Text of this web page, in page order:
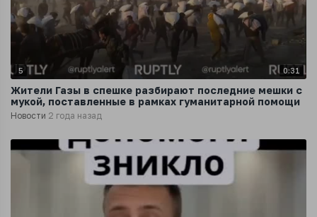
5 0:31
Жители Газы в спешке разбирают последние мешки с
мукой, поставленные в рамках гуманитарной помощи
Новости 2 года назад